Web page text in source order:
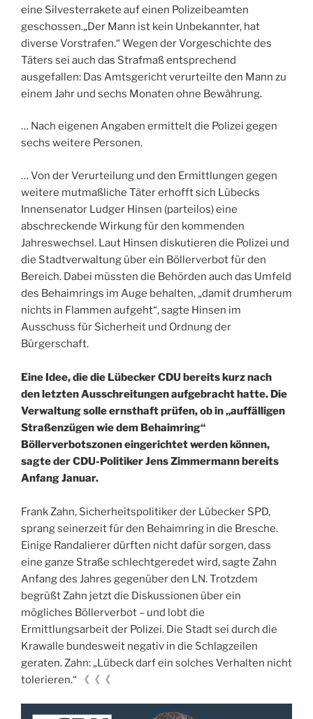
eine Silvesterrakete auf einen Polizeibeamten
geschossen.„Der Mann ist kein Unbekannter, hat
diverse Vorstrafen.“ Wegen der Vorgeschichte des
Täters sei auch das Strafmaß entsprechend
ausgefallen: Das Amtsgericht verurteilte den Mann zu
einem Jahr und sechs Monaten ohne Bewährung.
… Nach eigenen Angaben ermittelt die Polizei gegen
sechs weitere Personen.
… Von der Verurteilung und den Ermittlungen gegen
weitere mutmaßliche Täter erhofft sich Lübecks
Innensenator Ludger Hinsen (parteilos) eine
abschreckende Wirkung für den kommenden
Jahreswechsel. Laut Hinsen diskutieren die Polizei und
die Stadtverwaltung über ein Böllerverbot für den
Bereich. Dabei müssten die Behörden auch das Umfeld
des Behaimrings im Auge behalten, „damit drumherum
nichts in Flammen aufgeht“, sagte Hinsen im
Ausschuss für Sicherheit und Ordnung der
Bürgerschaft.
Eine Idee, die die Lübecker CDU bereits kurz nach
den letzten Ausschreitungen aufgebracht hatte. Die
Verwaltung solle ernsthaft prüfen, ob in „auffälligen
Straßenzügen wie dem Behaimring“
Böllerverbotszonen eingerichtet werden können,
sagte der CDU-Politiker Jens Zimmermann bereits
Anfang Januar.
Frank Zahn, Sicherheitspolitiker der Lübecker SPD,
sprang seinerzeit für den Behaimring in die Bresche.
Einige Randalierer dürften nicht dafür sorgen, dass
eine ganze Straße schlechtgeredet wird, sagte Zahn
Anfang des Jahres gegenüber den LN. Trotzdem
begrüßt Zahn jetzt die Diskussionen über ein
mögliches Böllerverbot – und lobt die
Ermittlungsarbeit der Polizei. Die Stadt sei durch die
Krawalle bundesweit negativ in die Schlagzeilen
geraten. Zahn: „Lübeck darf ein solches Verhalten nicht
tolerieren.“ 《《《